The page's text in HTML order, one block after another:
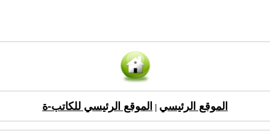
الموقع الرئيسي الموقع الرئيسي للكاتب-ة